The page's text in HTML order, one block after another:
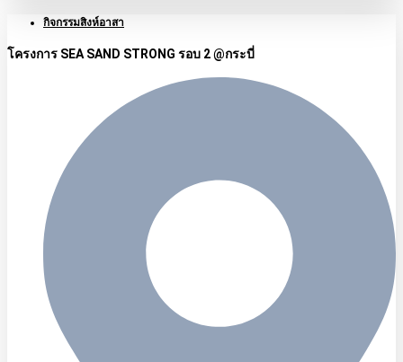
กิจกรรมสิงห์อาสา
โครงการ SEA SAND STRONG รอบ 2 @กระบี่